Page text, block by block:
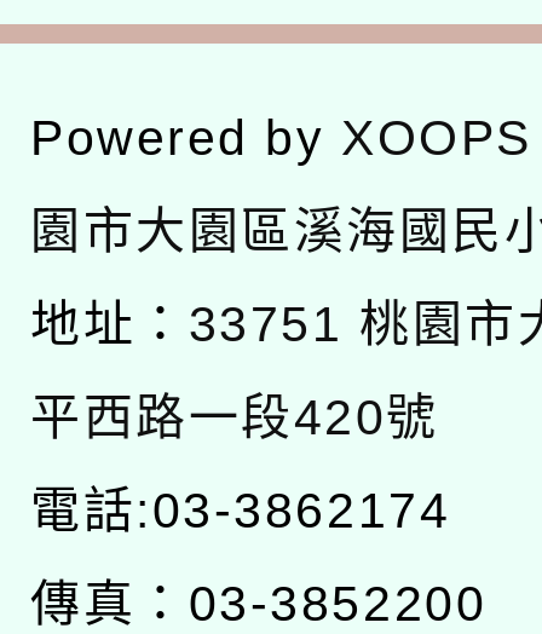
Powered by XOOPS
園市大園區溪海國民
地址： 33751 桃園市
平西路一段420號
電話:03-3862174
傳真：03-3852200